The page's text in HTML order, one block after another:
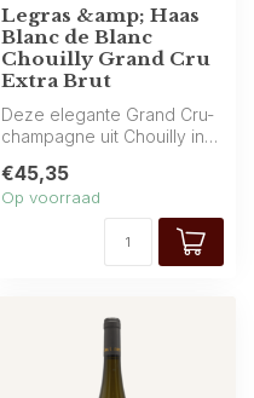
Legras &amp; Haas
Blanc de Blanc
Chouilly Grand Cru
Extra Brut
Deze elegante Grand Cru-
champagne uit Chouilly in
van 10...
€45,35
Op voorraad